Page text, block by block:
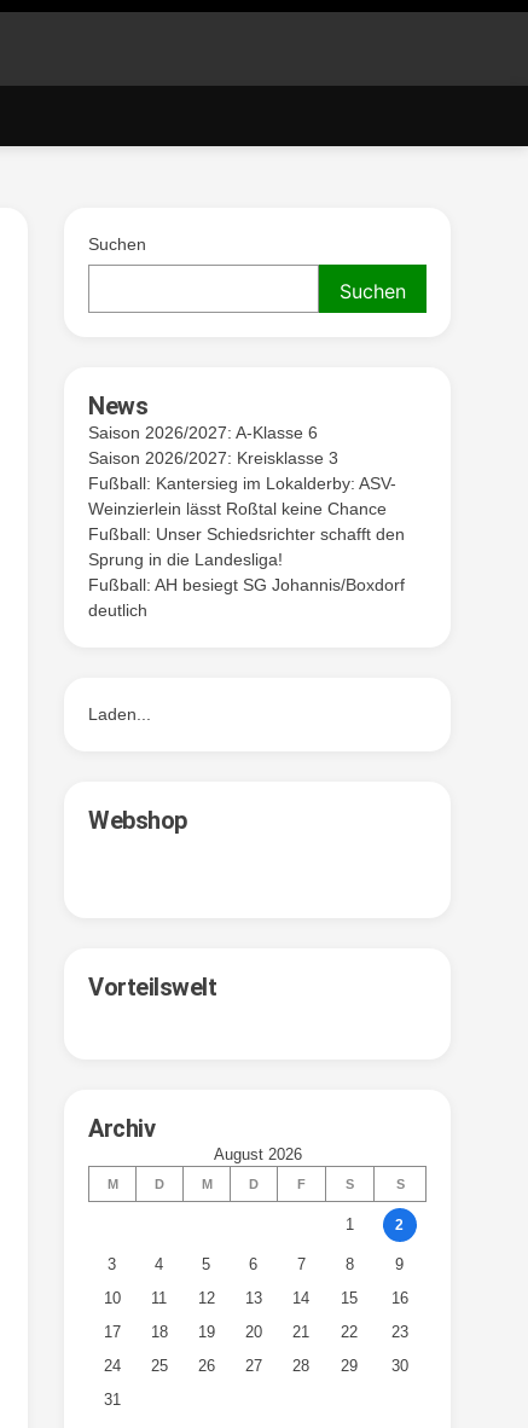
V.
Suchen
Suchen
News
Saison 2026/2027: A-Klasse 6
Saison 2026/2027: Kreisklasse 3
Fußball: Kantersieg im Lokalderby: ASV-
Weinzierlein lässt Roßtal keine Chance
Fußball: Unser Schiedsrichter schafft den
Sprung in die Landesliga!
Fußball: AH besiegt SG Johannis/Boxdorf
deutlich
Laden...
Webshop
Vorteilswelt
Archiv
August 2026
M D M D F S S
1 2
3 4 5 6 7 8
9
10
11 12 13 14 15
16
17
18 19 20 21 22
23
24
25 26 27 28 29
30
31